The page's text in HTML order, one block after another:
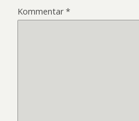
Kommentar*